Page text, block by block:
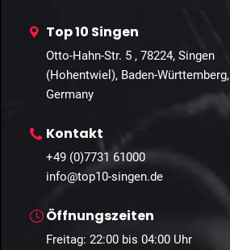
Top 10 Singen
Otto-Hahn-Str. 5 , 78224, Singen
(Hohentwiel), Baden-Württemberg,
Germany
Kontakt
+49 (0)7731 61000
info@top10-singen.de
Öffnungszeiten
Freitag: 22:00 bis 04:00 Uhr